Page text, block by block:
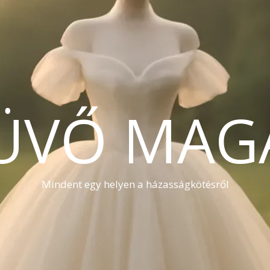
Mindent egy helyen a házasságkötésről